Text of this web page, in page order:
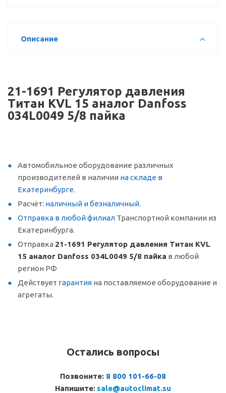
Описание
21-1691 Регулятор давления
Титан KVL 15 аналог Danfoss
034L0049 5/8 пайка
Автомобильное оборудование различных
производителей в наличии на складе в
Екатеринбурге.
Расчёт: наличный и безналичный.
Отправка в любой филиал Транспортной компании из
Екатеринбурга.
Отправка 21-1691 Регулятор давления Титан KVL
15 аналог Danfoss 034L0049 5/8 пайка в любой
регион РФ
Действует гарантия на поставляемое оборудование и
агрегаты.
Остались вопросы
Позвоните: 8 800 101-66-08
Напишите: sale@autoclimat.su